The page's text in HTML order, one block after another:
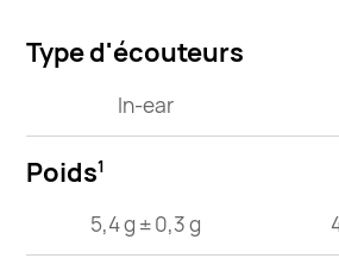
Type d'écouteurs
In-ear
Poids1
5,4 g ± 0,3 g